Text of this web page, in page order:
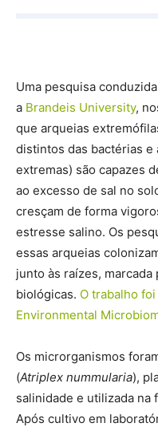
Uma pesquisa
a Brandeis University,
que arqueias
distintos das bactérias e
extremas) são capazes
ao excesso de sal no
cresçam de forma
estresse salino. Os
essas arqueias
junto às raízes,
biológicas. O trabalho
Environmental
Os microrganismos
(Atriplex nummularia),
salinidade e utilizada na
Após cultivo em